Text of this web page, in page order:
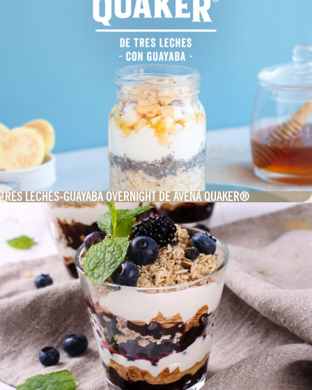
TRES LECHES-GUAYABA OVERNIGHT DE AVENA QUAKER®